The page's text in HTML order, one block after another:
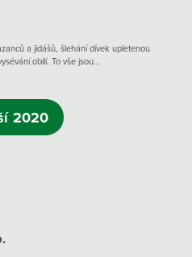
a jidášů, šlehání dívek upletenou
obilí. To vše jsou...
2020